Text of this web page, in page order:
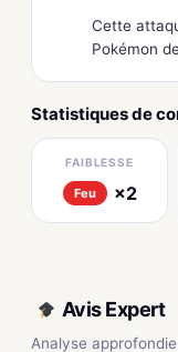
Cette
Pokémon
Statistiques de
FAIBLESSE
Feu ×2
Avis Expert
Analyse